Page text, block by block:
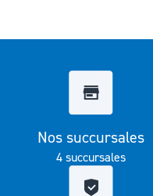
Nos succursales
4 succursales